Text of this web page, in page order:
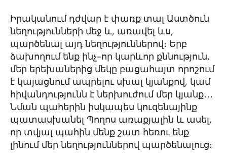
Իրականում դժվար է փառք տալ Աստծուն
նեղությունների մեջ և, առավել ևս,
պարծենալ այդ նեղություններով։ Երբ
ձախողում ենք ինչ-որ կարևոր քննություն,
մեր երեխաներից մեկը բացահայտ որոշում
է կայացնում ապրելու սխալ կյանքով, կամ
հիվանդությունն է ներխուժում մեր կյանք․․․
Նման պահերին իսկապես կուզենայինք
պատասխանել Պողոս առաքյալին և ասել,
որ տվյալ պահին մենք շատ հեռու ենք
լինում մեր նեղություններով պարծենալուց։